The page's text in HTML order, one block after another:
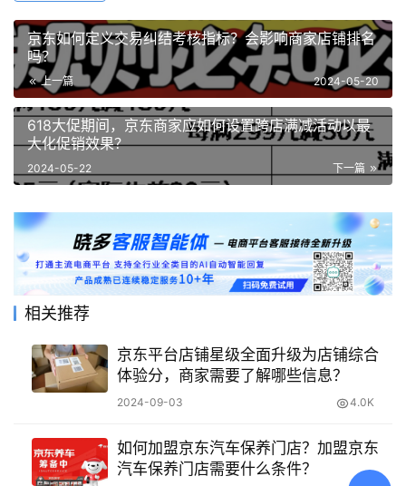
京东如何定义交易纠结考核指标？会影响商家店铺排名
吗？
上一篇 2024-05-20
618大促期间，京东商家应如何设置跨店满减活动以最
大化促销效果？
下一篇
2024-05-22
相关推荐
京东平台店铺星级全面升级为店铺综合
体验分，商家需要了解哪些信息？
2024-09-03 4.0K
如何加盟京东汽车保养门店？加盟京东
汽车保养门店需要什么条件？